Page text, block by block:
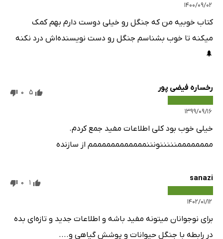
۱۴۰۰/۰۹/۰۲
کتاب خوبیه من که جنگل رو خیلی دوست دارم بهم کمک
میکنه تا خوب بشناسم جنگل رو دست نویسنده‌اش درد نکنه
🌲
رخساره فیضی پور
۱۳۹۹/۰۹/۱۶
5
0
خیلی خوب بود کلی اطلاعات مفید جمع کردم.
ممممممممنننننونننممممممممممممم از سازنده
sanazi
۱۴۰۲/۰۱/۱۲
1
0
برای نوجوانان میتونه مفید باشه و اطلاعات جدید و تازه‌ای بده
در رابطه با جنگل حیوانات و پوشش گیاهی و....